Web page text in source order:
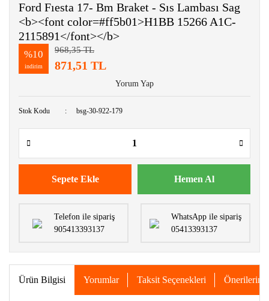
Ford Fıesta 17- Bm Braket - Sıs Lambası Sag
<b><font color=#ff5b01>H1BB 15266 A1C-
2115891</font></b>
%10
indirim
968,35 TL
871,51 TL
Yorum Yap
Stok Kodu bsg-30-922-179
Sepete Ekle Hemen Al
Telefon ile sipariş
905413393137
WhatsApp ile sipariş
05413393137
Ürün Bilgisi Yorumlar Taksit Seçenekleri Önerileriniz